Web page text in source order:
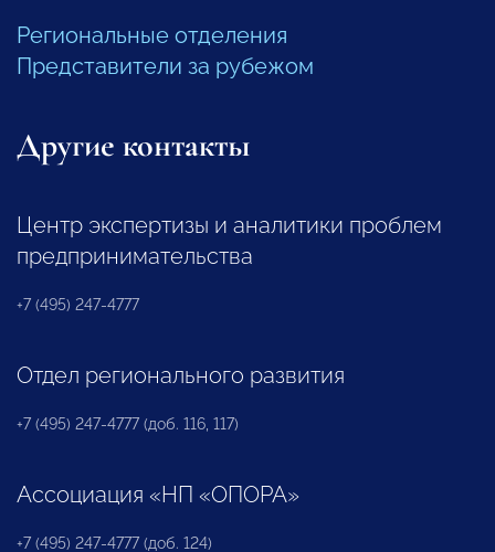
Региональные отделения
Представители за рубежом
Другие контакты
Центр экспертизы и аналитики проблем
предпринимательства
+7 (495) 247-4777
Отдел регионального развития
+7 (495) 247-4777 (доб. 116, 117)
Ассоциация «НП «ОПОРА»
+7 (495) 247-4777 (доб. 124)